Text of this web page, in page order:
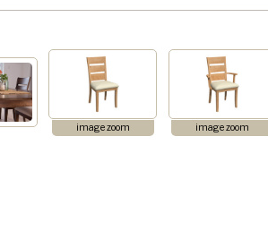
image zoom image zoom